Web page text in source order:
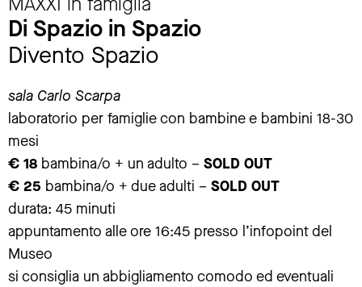
Di Spazio in Spazio
Divento Spazio
sala Carlo Scarpa
laboratorio per famiglie con bambine e bambini 18-30
mesi
€ 18 bambina/o + un adulto – SOLD OUT
€ 25 bambina/o + due adulti – SOLD OUT
durata: 45 minuti
appuntamento alle ore 16:45 presso l’infopoint del
Museo
si consiglia un abbigliamento comodo ed eventuali